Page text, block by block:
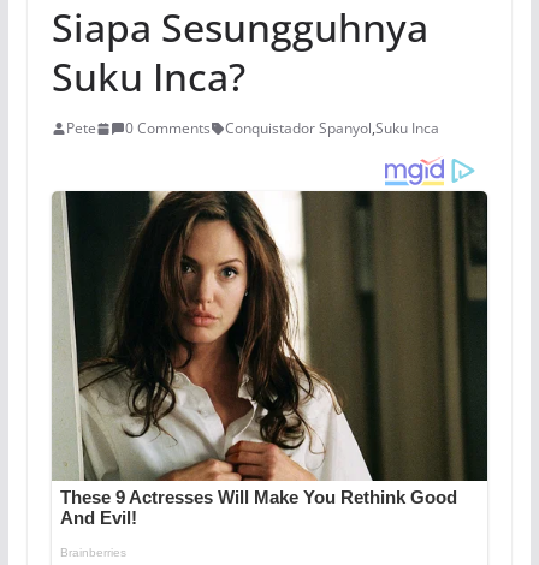
Siapa Sesungguhnya
Suku Inca?
Pete 0 Comments Conquistador Spanyol,Suku Inca